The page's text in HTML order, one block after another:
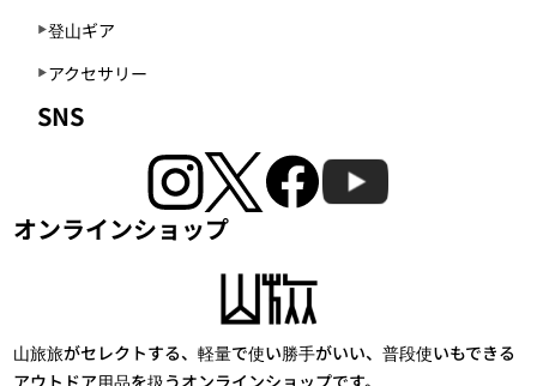
登山ギア
アクセサリー
SNS
オンラインショップ
山旅旅がセレクトする、軽量で使い勝手がいい、普段使いもできる
アウトドア用品を扱うオンラインショップです。